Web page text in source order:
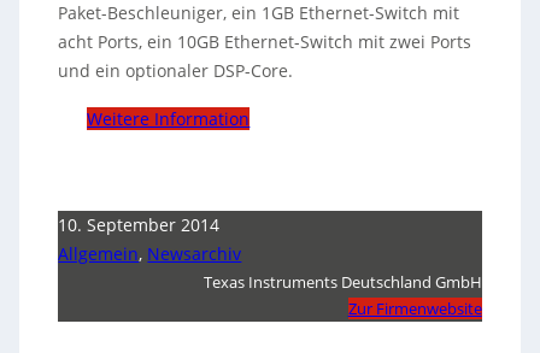
Paket-Beschleuniger, ein 1GB Ethernet-Switch mit
acht Ports, ein 10GB Ethernet-Switch mit zwei Ports
und ein optionaler DSP-Core.
Weitere Information
10. September 2014
Allgemein, Newsarchiv
Texas Instruments Deutschland GmbH
Zur Firmenwebsite